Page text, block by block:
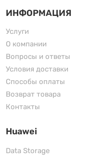
ИНФОРМАЦИЯ
Услуги
О компании
Вопросы и ответы
Условия доставки
Способы оплаты
Возврат товара
Контакты
Huawei
Data Storage